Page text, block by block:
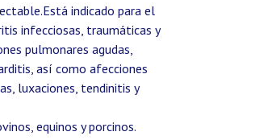
indicado para el
infecciosas, traumáticas y
pulmonares agudas,
así como afecciones
luxaciones, tendinitis y
equinos y porcinos.